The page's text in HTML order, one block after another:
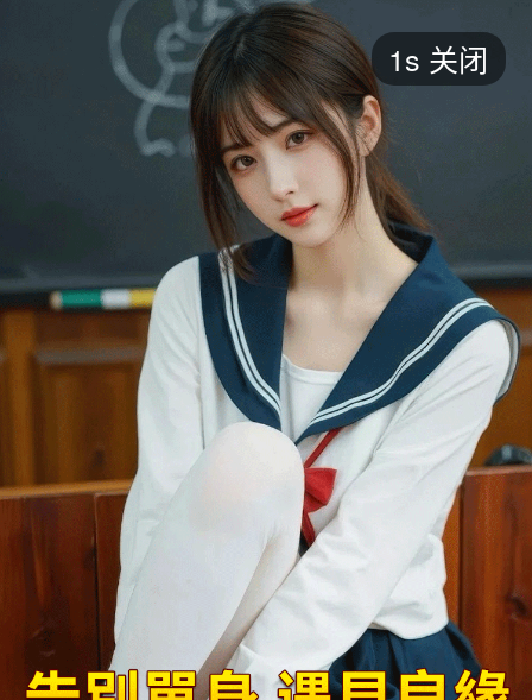
短剧
最热 添加 评分
都市 甜宠 逆袭 玄幻
2025 2024 2023 2022
全部 大陆 香港 台湾 美国 韩国 日本
1s 关闭